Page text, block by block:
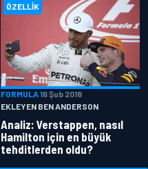
ÖZELLIK
FORMULA 16 Şub 2018
EKLEYEN BEN ANDERSON
Analiz: Verstappen, nasıl
Hamilton için en büyük
tehditlerden oldu?